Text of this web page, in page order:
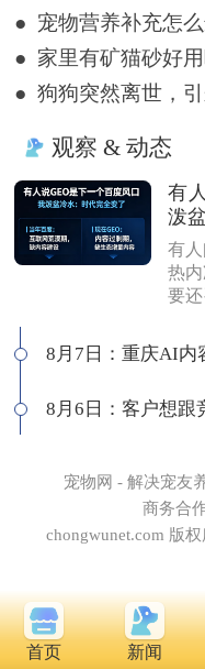
● 家里有矿猫砂好
观察 & 动态
有
泼
有
热
要
的
容
应
宠物网 - 解决宠友
商务合
chongwunet.com 版
首页 新闻